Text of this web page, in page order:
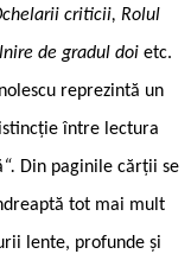
criticii, Rolul
de gradul doi etc.
reprezintă un
între lectura
“. Din paginile cărții se
tot mai mult
lente, profunde și